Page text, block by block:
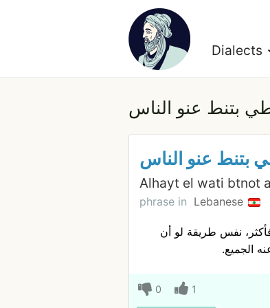
Dialects
بتنط عنو الناس
بتنط عنو الناس
Alhayt el wati btnot
phrase in Lebanese
نفس طريقة لو أن
الجميع.
0
1